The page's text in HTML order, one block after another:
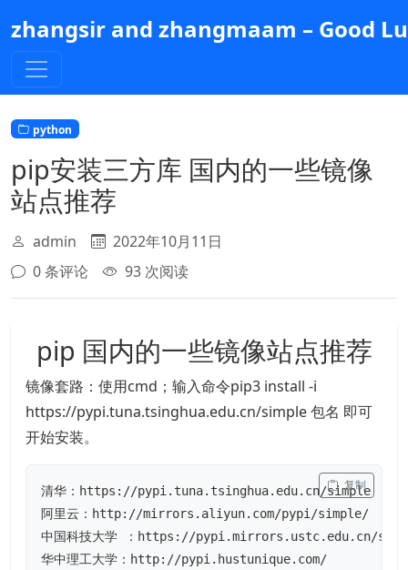
到
主
内
容
zhangsir and zhangmaam – Good
python
pip安装三方库 国内的一些镜像
站点推荐
admin
2022年10月11日
0 条评论
93 次阅读
pip 国内的一些镜像站点推荐
镜像套路：使用cmd；输入命令pip3 install -i
https://pypi.tuna.tsinghua.edu.cn/simple 包名 即可
开始安装。
清华：https://pypi.tuna.tsinghua.edu.cn/simple
阿里云：http://mirrors.aliyun.com/pypi/simple/
中国科技大学 ：https://pypi.mirrors.ustc.edu.cn/
华中理工大学：http://pypi.hustunique.com/
复制